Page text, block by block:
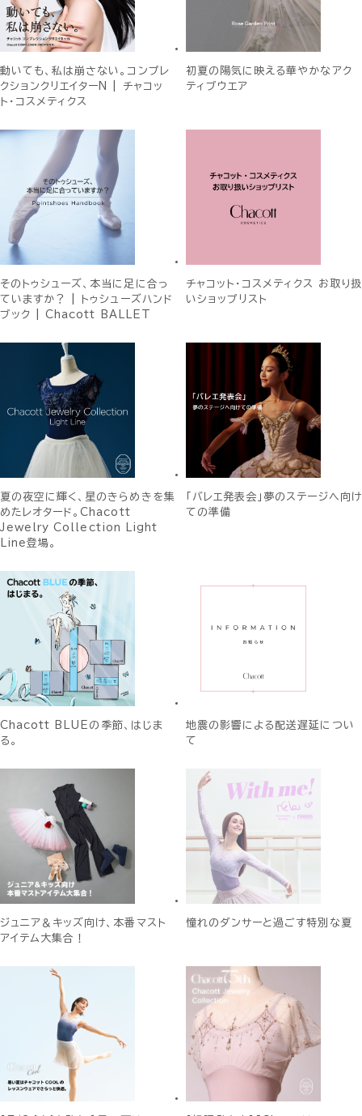
動いても、私は崩さない。コンプレ
クションクリエイターN | チャコッ
ト・コスメティクス
初夏の陽気に映える華やかなアク
ティブウエア
そのトゥシューズ、本当に足に合っ
ていますか？ | トゥシューズハンド
ブック | Chacott BALLET
チャコット・コスメティクス お取り扱
いショップリスト
夏の夜空に輝く、星のきらめきを集
めたレオタード。Chacott
Jewelry Collection Light
Line登場。
「バレエ発表会」夢のステージへ向け
ての準備
Chacott BLUEの季節、はじま
る。
地震の影響による配送遅延につい
て
ジュニア＆キッズ向け、本番マスト
アイテム大集合！
憧れのダンサーと過ごす特別な夏